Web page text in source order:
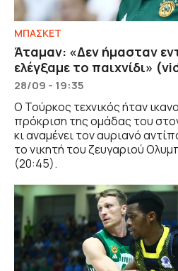
ΜΠΑΣΚΕΤ
Άταμαν: «Δεν ήμασταν
ελέγξαμε το παιχνίδι»
28/09 - 19:35
Ο Τούρκος τεχνικός ήταν
πρόκριση της ομάδας του
κι αναμένει τον αυριανό
το νικητή του ζευγαριού
(20:45).